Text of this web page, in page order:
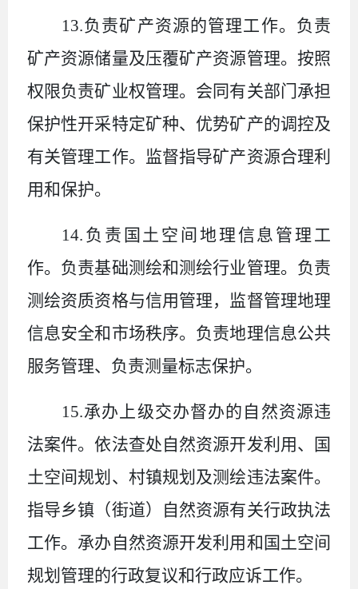
13.负责矿产资源的管理工作。负责
矿产资源储量及压覆矿产资源管理。按照
权限负责矿业权管理。会同有关部门承担
保护性开采特定矿种、优势矿产的调控及
有关管理工作。监督指导矿产资源合理利
用和保护。
14. 负责国土空间地理信息管理工
作。负责基础测绘和测绘行业管理。负责
测绘资质资格与信用管理，监督管理地理
信息安全和市场秩序。负责地理信息公共
服务管理、负责测量标志保护。
15.承办上级交办督办的自然资源违
法案件。依法查处自然资源开发利用、国
土空间规划、村镇规划及测绘违法案件。
指导乡镇（街道）自然资源有关行政执法
工作。承办自然资源开发利用和国土空间
规划管理的行政复议和行政应诉工作。